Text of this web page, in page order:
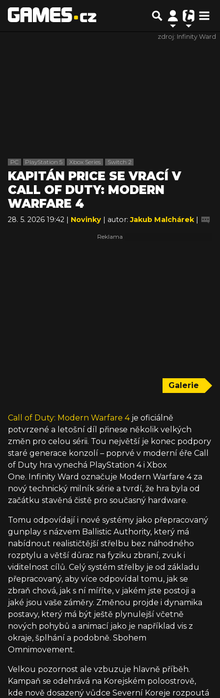
zdroj: Infinity Ward
PC PlayStation 5 Xbox Series Switch 2
KAPITÁN PRICE SE VRACÍ V
CALL OF DUTY: MODERN
WARFARE 4
28. 5. 2026 19:42 | Novinky | autor:Jakub Malchárek |
Galerie
Call of Duty: Modern Warfare 4je oficiálně
potvrzené a letošní díl přinese několik velkých
změn pro celou sérii. Tou největší je konec podpory
staré generace konzolí – poprvé v moderní éře Call
of Duty hra vynechá PlayStation 4 i Xbox
One. Infinity Ward označuje Modern Warfare 4 za
nový technický milník série a tvrdí, že hra byla od
začátku stavěná čistě pro současný hardware.
Tomu odpovídají i nové systémy jako přepracovaný
gunplay s názvem Ballistic Authority, který má
nabídnout realističtější střelbu bez náhodného
rozptylu a větší důraz na fyziku zbraní, zvuk i
viditelnost cílů. Celý systém střelby je od základu
přepracovaný, aby více odpovídal tomu, jak se
zbraň chová, jak s ní míříte, v jakém jste postoji a
jaké jsou vaše záměry. Změnou projde i dynamika
postavy, který má být ještě plynulejší včetně
nových pohybů a animací jako je například vis z
okraje, šplhání a podobně. Sbohem
Omnimovement.
Velkou pozornost ale vzbuzuje hlavně příběh.
Kampaň se odehrává na Korejském poloostrově,
kde nově dosazený vůdce Severní Koreje rozpoutá